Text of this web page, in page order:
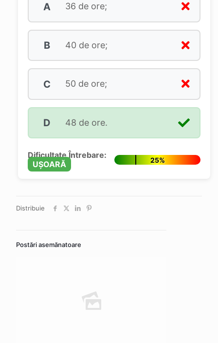
A 36 de ore;
B 40 de ore;
C 50 de ore;
D 48 de ore.
Dificultate Întrebare:
UȘOARĂ
25%
Distribuie
Postări asemănatoare